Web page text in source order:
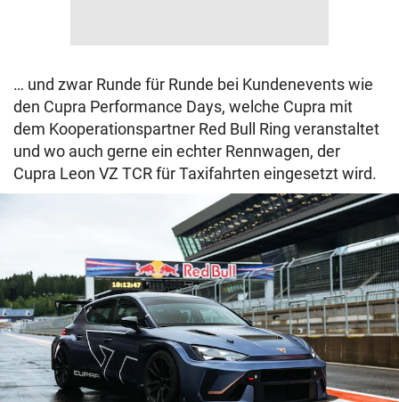
… und zwar Runde für Runde bei Kundenevents wie
den Cupra Performance Days, welche Cupra mit
dem Kooperationspartner Red Bull Ring veranstaltet
und wo auch gerne ein echter Rennwagen, der
Cupra Leon VZ TCR für Taxifahrten eingesetzt wird.